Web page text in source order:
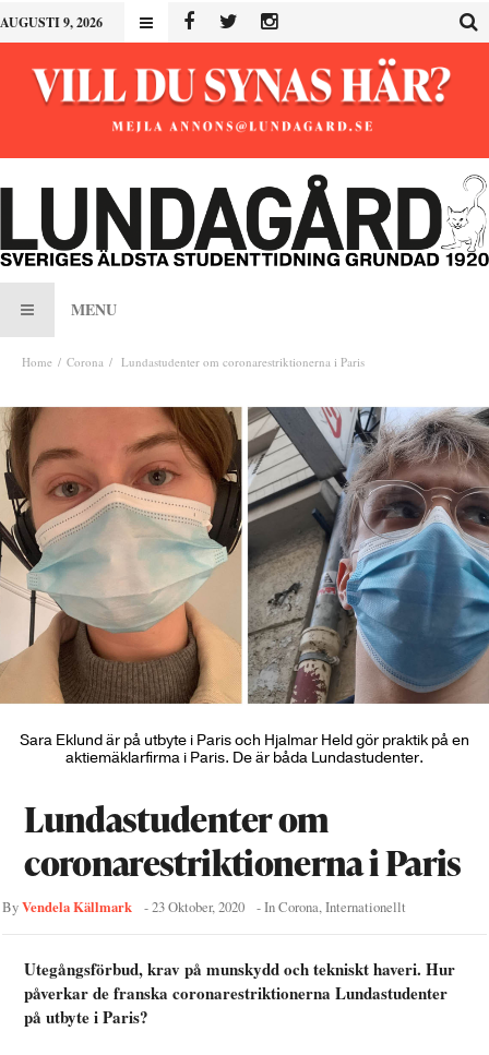
AUGUSTI 9, 2026
MENU
Home Corona Lundastudenter om coronarestriktionerna i Paris
Sara Eklund är på utbyte i Paris och Hjalmar Held gör praktik på en
aktiemäklarfirma i Paris. De är båda Lundastudenter.
Lundastudenter om
coronarestriktionerna i Paris
ByVendela Källmark -23 Oktober, 2020 - InCorona,Internationellt
Utegångsförbud, krav på munskydd och tekniskt haveri. Hur
påverkar de franska coronarestriktionerna Lundastudenter
på utbyte i Paris?